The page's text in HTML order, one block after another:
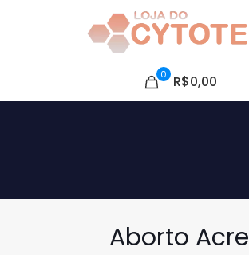
0 R$0,00
Aborto Acre